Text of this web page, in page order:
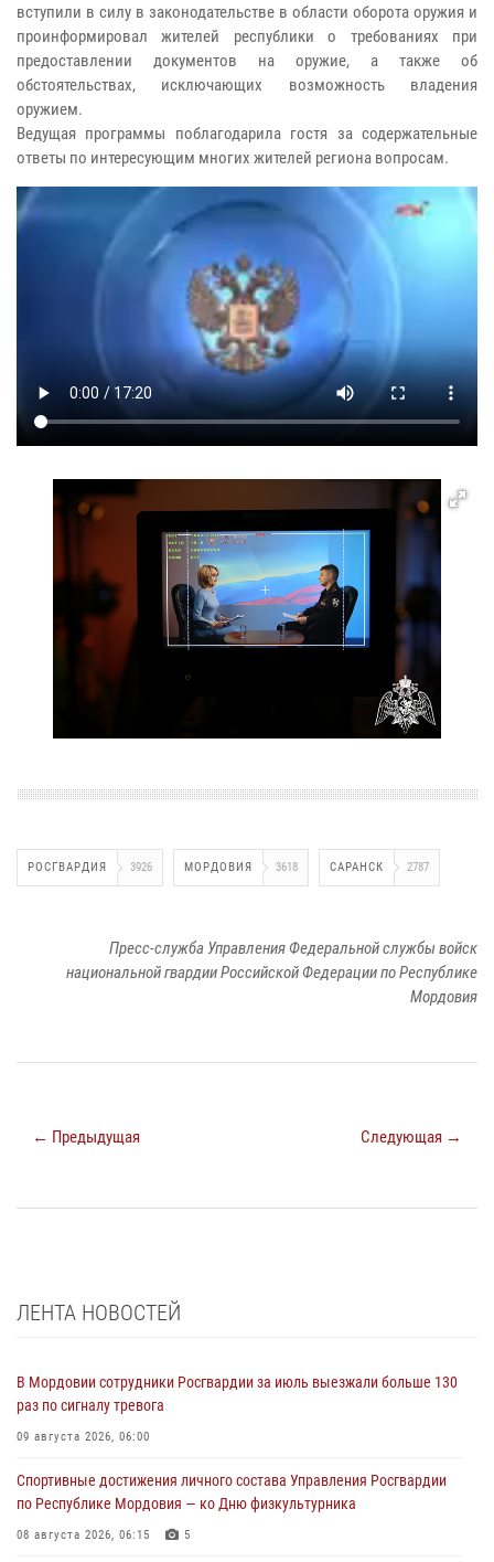
вступили в силу в законодательстве в области оборота оружия и
проинформировал жителей республики о требованиях при
предоставлении документов на оружие, а также об
обстоятельствах, исключающих возможность владения
оружием.
Ведущая программы поблагодарила гостя за содержательные
ответы по интересующим многих жителей региона вопросам.
РОСГВАРДИЯ 3926 МОРДОВИЯ 3618 САРАНСК 2787
Пресс-служба Управления Федеральной службы войск
национальной гвардии Российской Федерации по Республике
Мордовия
← Предыдущая Следующая →
ЛЕНТА НОВОСТЕЙ
В Мордовии сотрудники Росгвардии за июль выезжали больше 130
раз по сигналу тревога
09 августа 2026, 06:00
Спортивные достижения личного состава Управления Росгвардии
по Республике Мордовия — ко Дню физкультурника
08 августа 2026, 06:15 5